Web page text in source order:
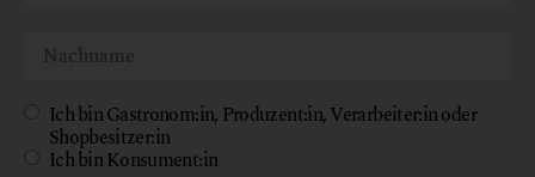
Ich bin Gastronom:in, Produzent:in, Verarbeiter:in oder
Shopbesitzer:in
Ich bin Konsument:in